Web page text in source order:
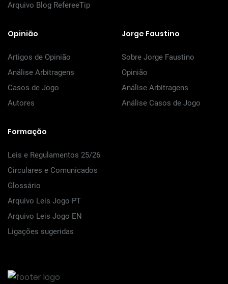
Arquivo Blog RefereeTip
Opinião
Artigos de Opinião
Análise Arbitragens
Casos de Jogo
Autores
Jorge Faustino
Sobre Jorge Faustino
Opinião
Análise Arbitragens
Análise Casos de Jogo
Formação
Leis e Regulamentos 25/26
Circulares e Comunicados
Glossário
Arquivo Leis Jogo PT
Arquivo Leis Jogo EN
Ligações sugeridas